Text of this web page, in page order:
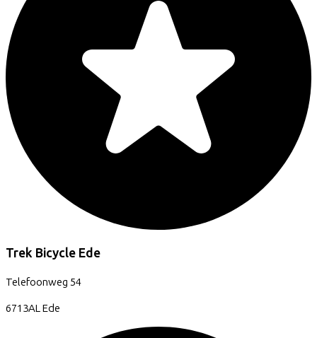
Trek Bicycle Ede
Telefoonweg 54
6713ALEde